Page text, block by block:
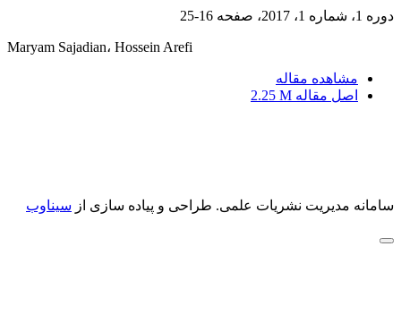
دوره 1، شماره 1، 2017، صفحه 16-25
Maryam Sajadian، Hossein Arefi
مشاهده مقاله
اصل مقاله 2.25 M
سامانه مدیریت نشریات علمی. طراحی و پیاده سازی از سیناوب